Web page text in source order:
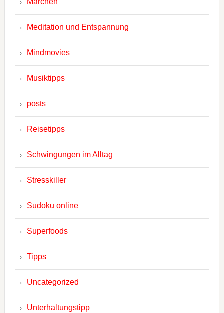
Märchen
Meditation und Entspannung
Mindmovies
Musiktipps
posts
Reisetipps
Schwingungen im Alltag
Stresskiller
Sudoku online
Superfoods
Tipps
Uncategorized
Unterhaltungstipp